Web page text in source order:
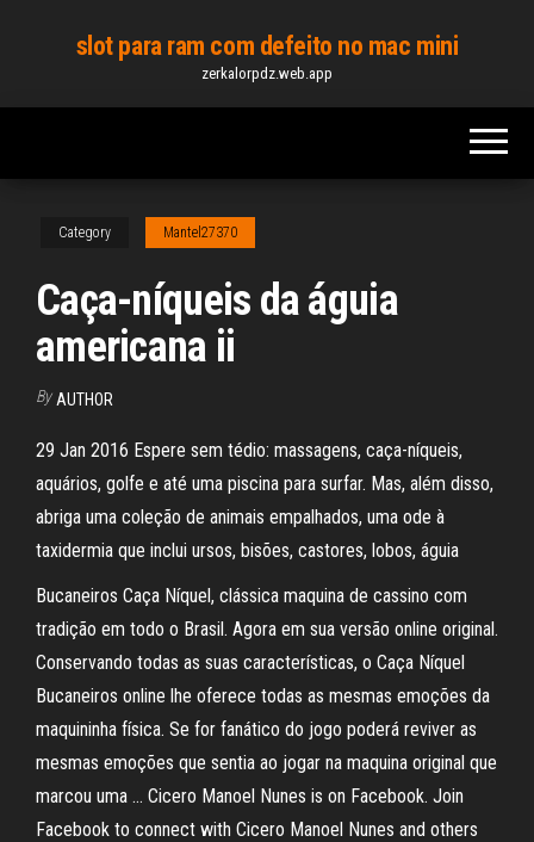
content
slot para ram com defeito no mac mini
zerkalorpdz.web.app
Category Mantel27370
Caça-níqueis da águia
americana ii
By AUTHOR
29 Jan 2016 Espere sem tédio: massagens, caça-níqueis,
aquários, golfe e até uma piscina para surfar. Mas, além disso,
abriga uma coleção de animais empalhados, uma ode à
taxidermia que inclui ursos, bisões, castores, lobos, águia
Bucaneiros Caça Níquel, clássica maquina de cassino com
tradição em todo o Brasil. Agora em sua versão online original.
Conservando todas as suas características, o Caça Níquel
Bucaneiros online lhe oferece todas as mesmas emoções da
maquininha física. Se for fanático do jogo poderá reviver as
mesmas emoções que sentia ao jogar na maquina original que
marcou uma … Cicero Manoel Nunes is on Facebook. Join
Facebook to connect with Cicero Manoel Nunes and others